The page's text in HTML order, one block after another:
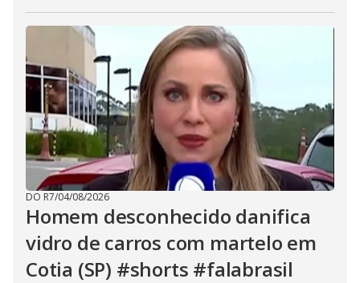
DO R7/04/08/2026
Homem desconhecido danifica
vidro de carros com martelo em
Cotia (SP) #shorts #falabrasil